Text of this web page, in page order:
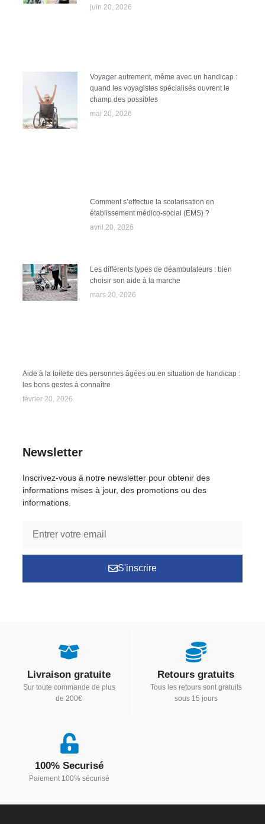
juin 20, 2026
Voyager autrement, même avec un handicap :
quand les voyagistes spécialisés ouvrent le
champ des possibles
mai 20, 2026
Comment s’effectue la scolarisation en
établissement médico-social (EMS) ?
avril 20, 2026
Les différents types de déambulateurs : bien
choisir son aide à la marche
mars 20, 2026
Aide à la toilette des personnes âgées ou en situation de handicap :
les bons gestes à connaître
février 20, 2026
Newsletter
Inscrivez-vous à notre newsletter pour obtenir des
informations mises à jour, des promotions ou des
informations.
S'inscrire
Livraison gratuite
Sur toute commande de plus
de 200€
Retours gratuits
Tous les retours sont gratuits
sous 15 jours
100% Securisé
Paiement 100% sécurisé